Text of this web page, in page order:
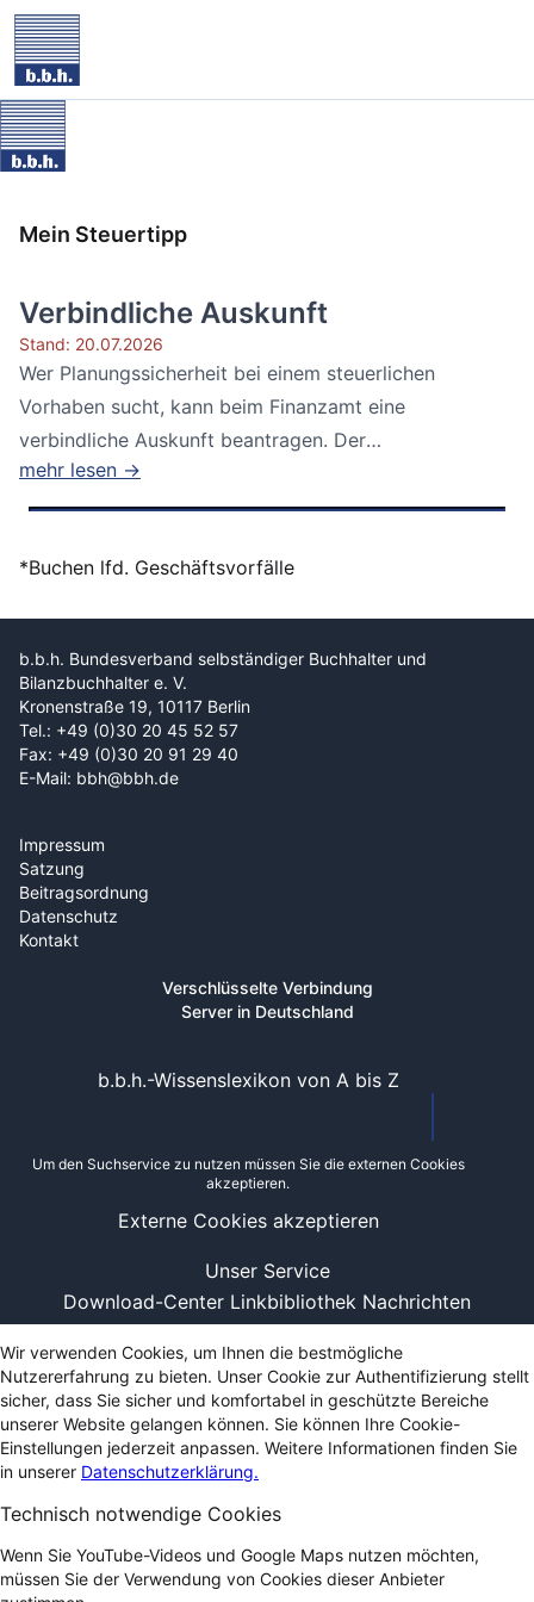
Mein Steuertipp
Verbindliche Auskunft
Stand: 20.07.2026
Wer Planungssicherheit bei einem steuerlichen
Vorhaben sucht, kann beim Finanzamt eine
verbindliche Auskunft beantragen. Der
Bundesfinanzhof...
mehr lesen →
*Buchen lfd. Geschäftsvorfälle
b.b.h. Bundesverband selbständiger Buchhalter und
Bilanzbuchhalter e. V.
Kronenstraße 19, 10117 Berlin
Tel.: +49 (0)30 20 45 52 57
Fax: +49 (0)30 20 91 29 40
E-Mail: bbh@bbh.de
Impressum
Satzung
Beitragsordnung
Datenschutz
Kontakt
Verschlüsselte Verbindung
Server in Deutschland
Unser Service
Download-Center Linkbibliothek Nachrichten
b.b.h.-Wissenslexikon von A bis Z
Um den Suchservice zu nutzen müssen Sie die externen Cookies
akzeptieren.
Externe Cookies akzeptieren
Wir verwenden Cookies, um Ihnen die bestmögliche
Nutzererfahrung zu bieten. Unser Cookie zur Authentifizierung stellt
sicher, dass Sie sicher und komfortabel in geschützte Bereiche
unserer Website gelangen können. Sie können Ihre Cookie-
Einstellungen jederzeit anpassen. Weitere Informationen finden Sie
in unserer Datenschutzerklärung.
Technisch notwendige Cookies
Wenn Sie YouTube-Videos und Google Maps nutzen möchten,
müssen Sie der Verwendung von Cookies dieser Anbieter